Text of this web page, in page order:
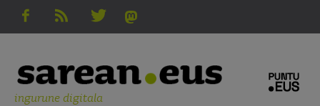
ingurune digitala